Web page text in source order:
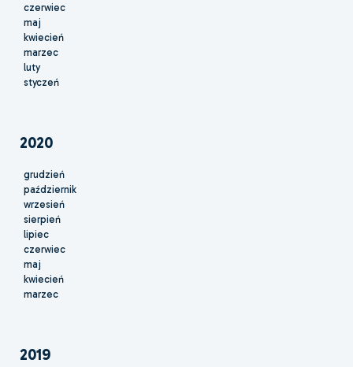
czerwiec
maj
kwiecień
marzec
luty
styczeń
2020
grudzień
październik
wrzesień
sierpień
lipiec
czerwiec
maj
kwiecień
marzec
2019